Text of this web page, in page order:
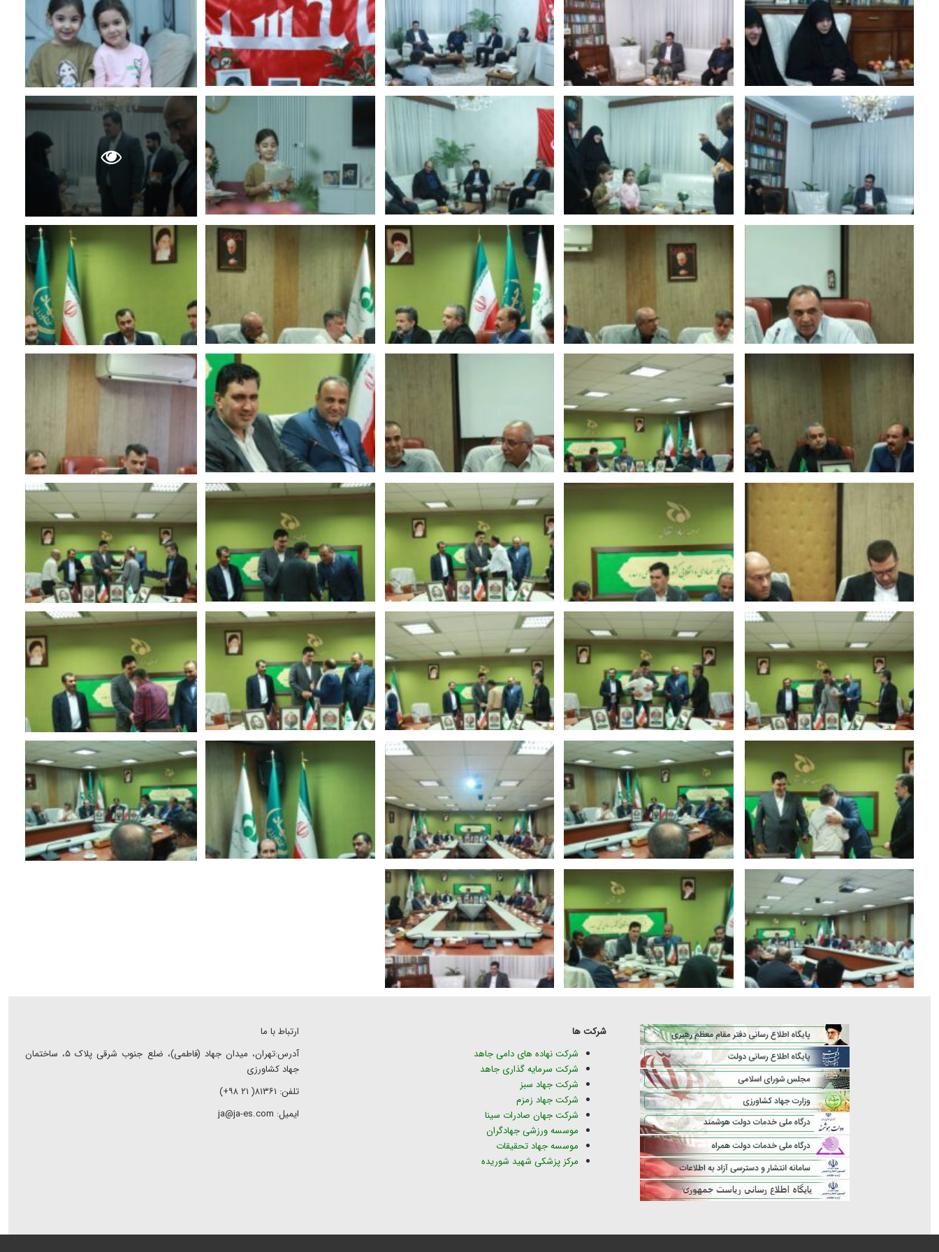
شرکت ها
شرکت نهاده های دامی جاهد
شرکت سرمایه گذاری جاهد
شرکت جهاد سبز
شرکت جهاد زمزم
شرکت جهان صادرات سینا
موسسه ورزشی جهادگران
موسسه جهاد تحقیقات
مرکز پزشکی شهید شوریده
ارتباط با ما
آدرس:تهران، میدان جهاد (فاطمی)، ضلع جنوب شرقی پلاک ۵، ساختمان
جهاد کشاورزی
تلفن: ۸۱۳۶۱( ۲۱ ۹۸+)
ایمیل: ja@ja-es.com